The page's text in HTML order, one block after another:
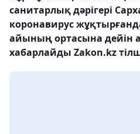
санитарлық дәрігері
коронавирус
айының ортасына дейін
хабарлайды Zakon.kz